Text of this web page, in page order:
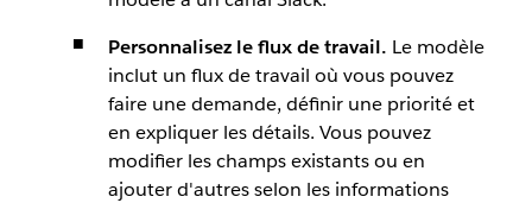
Personnalisez le flux de travail. Le modèle
inclut un flux de travail où vous pouvez
faire une demande, définir une priorité et
en expliquer les détails. Vous pouvez
modifier les champs existants ou en
ajouter d'autres selon les informations